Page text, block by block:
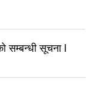
सम्बन्धी सूचना l